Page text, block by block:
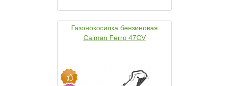
Газонокосилка бензиновая
Caiman Ferro 47CV